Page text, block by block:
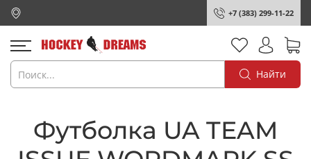
+7 (383) 299-11-22
Найти
Футболка UA TEAM